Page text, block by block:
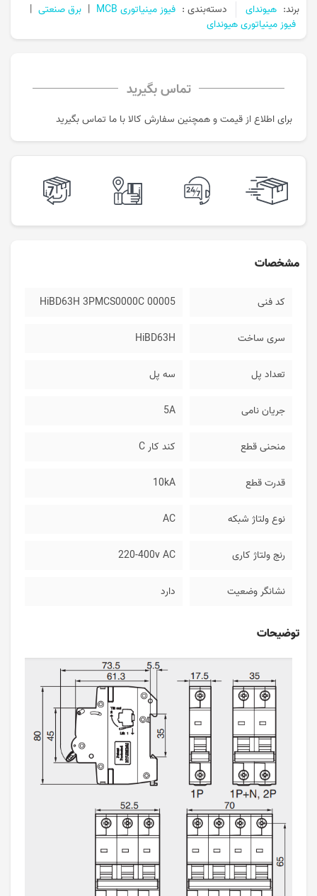
برند: هیوندای دسته‌بندی : فیوز مینیاتوری MCB | برق صنعتی |
فیوز مینیاتوری هیوندای
تماس بگیرید
برای اطلاع از قیمت و همچنین سفارش کالا با ما تماس بگیرید
مشخصات
کد فنی HiBD63H 3PMCS0000C 00005
سری ساخت HiBD63H
تعداد پل سه پل
جریان نامی 5A
منحنی قطع کند کار C
قدرت قطع 10kA
نوع ولتاژ شبکه AC
رنج ولتاژ کاری 220-400v AC
نشانگر وضعیت دارد
توضیحات